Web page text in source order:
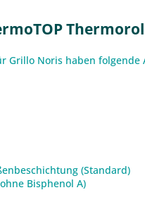
Grillo Noris haben folgende
(Standard)
Bisphenol A)